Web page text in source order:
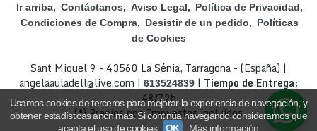
Ir arriba Contáctanos Aviso Legal
Política de Privacidad
Condiciones de Compra
Desistir de un pedido
Políticas
de Cookies
Sant Miquel 9 - 43560 La Sénia, Tarragona - (España) |
angelaauladell@live.com | 613524839 | Tiempo de Entrega:
48/72h
(*) Precios con Impuestos incluidos
Usamos cookies de terceros para mejorar la experiencia de navegación, y
obtener estadísticas anónimas. Si continúa navegando consideramos que
acepta el uso de cookies.
OK Más información